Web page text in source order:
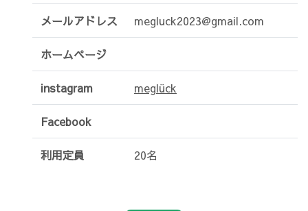
メールアドレス megluck2023@gmail.com
ホームページ
instagram meglück
Facebook
利用定員 20名